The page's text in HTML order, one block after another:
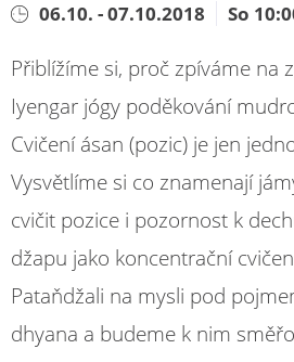
06.10. - 07.10.2018 So
Přiblížíme si, proč zpíváme na
Iyengar jógy poděkování
Cvičení ásan (pozic) je jen
Vysvětlíme si co znamenají
cvičit pozice i pozornost k
džapu jako koncentrační
Pataňdžali na mysli pod
dhyana a budeme k nim